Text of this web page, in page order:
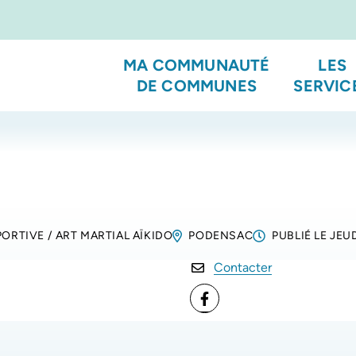
MA COMMUNAUTÉ
DE COMMUNES
LES
/ ART MARTIAL AÏKIDO PODENSAC PUBLIÉ LE
Contacter
Facebook